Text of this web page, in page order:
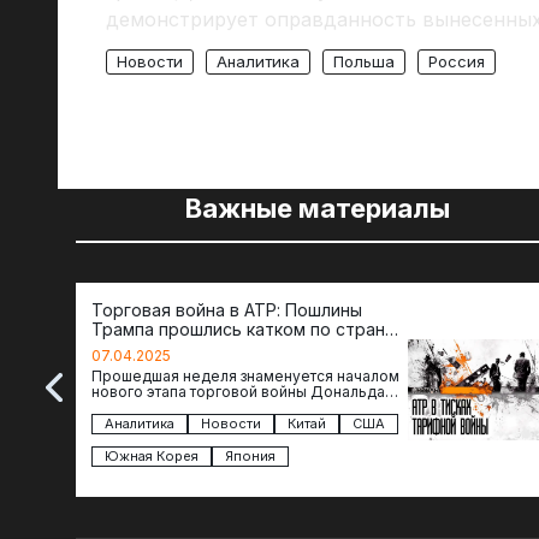
демонстрирует оправданность
Новости Аналитика Польша Россия
Важные материалы
Торговая война в АТР: Пошлины
Трампа прошлись катком по странам
региона
07.04.2025
Прошедшая неделя знаменуется началом
нового этапа торговой войны Дональда
импорта из более 100 стран…
Аналитика Новости Китай
США
Южная Корея
Япония